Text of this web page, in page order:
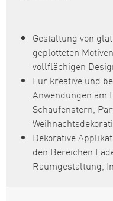
Gestaltung von
geplotteten
vollflächigen
Für kreative und
Anwendungen am
Schaufenstern,
Dekorative
den Bereichen
Raumgestaltung,